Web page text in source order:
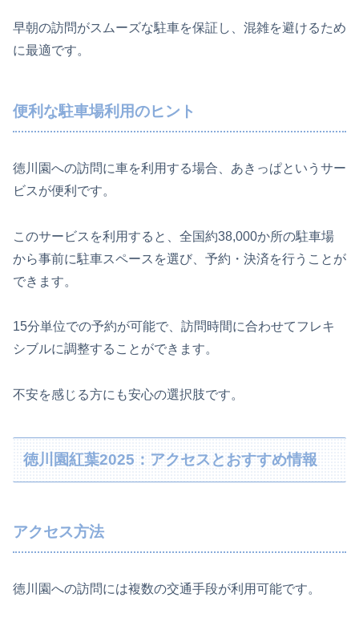
早朝の訪問がスムーズな駐車を保証し、混雑を避けるため
に最適です。
便利な駐車場利用のヒント
徳川園への訪問に車を利用する場合、あきっぱというサー
ビスが便利です。
このサービスを利用すると、全国約38,000か所の駐車場
から事前に駐車スペースを選び、予約・決済を行うことが
できます。
15分単位での予約が可能で、訪問時間に合わせてフレキ
シブルに調整することができます。
不安を感じる方にも安心の選択肢です。
徳川園紅葉2025：アクセスとおすすめ情報
アクセス方法
徳川園への訪問には複数の交通手段が利用可能です。